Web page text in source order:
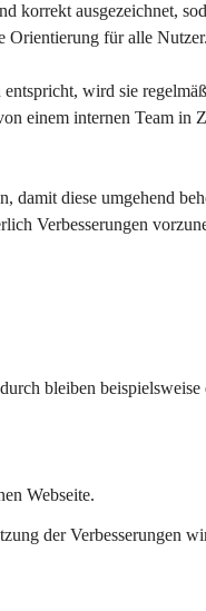
korrekt ausgezeichnet,
Orientierung für alle Nutzer.
wird sie
einem internen Team in
damit diese umgehend
Verbesserungen
bleiben
Webseite.
der Verbesserungen